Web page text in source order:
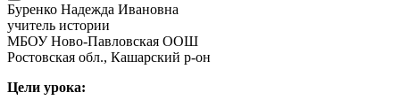
Буренко Надежда Ивановна
учитель истории
МБОУ Ново-Павловская ООШ
Ростовская обл., Кашарский р-он
Цели урока: